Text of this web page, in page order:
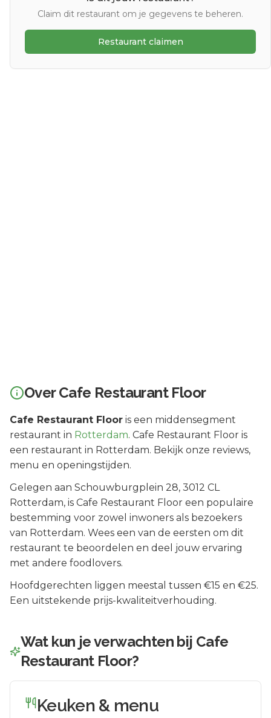
Claim dit restaurant om je gegevens te beheren.
Restaurant claimen
OverCafe Restaurant Floor
Cafe Restaurant Floor is een middensegment
restaurant in Rotterdam. Cafe Restaurant Floor is
een restaurant in Rotterdam. Bekijk onze reviews,
menu en openingstijden.
Gelegen aan Schouwburgplein 28, 3012 CL
Rotterdam, is Cafe Restaurant Floor een populaire
bestemming voor zowel inwoners als bezoekers
van Rotterdam. Wees een van de eersten om dit
restaurant te beoordelen en deel jouw ervaring
met andere foodlovers.
Hoofdgerechten liggen meestal tussen €15 en €25.
Een uitstekende prijs-kwaliteitverhouding.
Wat kun je verwachten bij Cafe
Restaurant Floor?
Keuken & menu